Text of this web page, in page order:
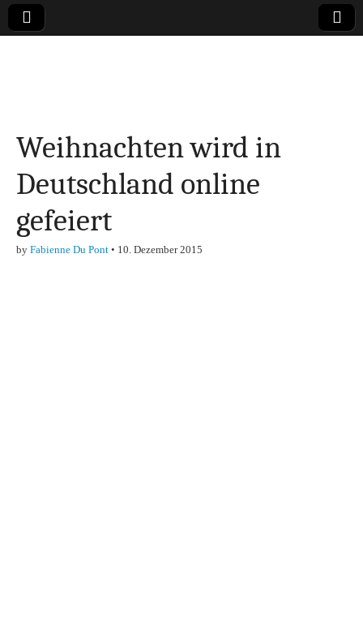
Finanzen,
Marketing-, Vertrieb-
& Investment-Tipps
Weihnachten wird in
Deutschland online
gefeiert
by Fabienne Du Pont • 10. Dezember 2015